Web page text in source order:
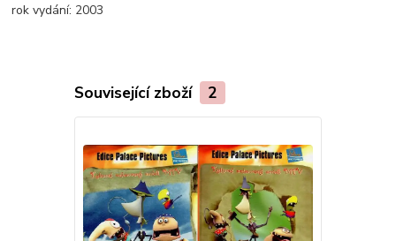
rok vydání: 2003
Související zboží 2